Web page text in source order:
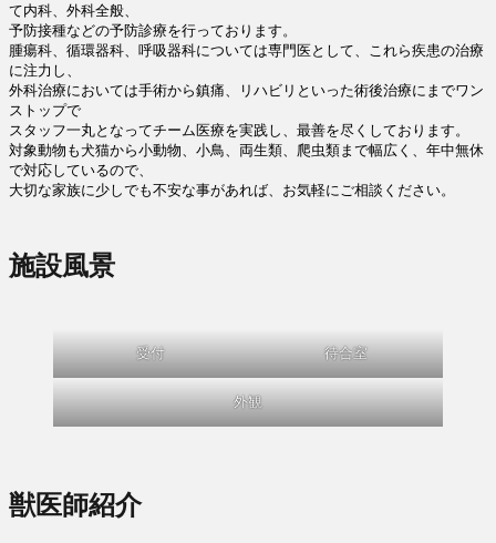
て内科、外科全般、
予防接種などの予防診療を行っております。
腫瘍科、循環器科、呼吸器科については専門医として、これら疾患の治療
に注力し、
外科治療においては手術から鎮痛、リハビリといった術後治療にまでワン
ストップで
スタッフ一丸となってチーム医療を実践し、最善を尽くしております。
対象動物も犬猫から小動物、小鳥、両生類、爬虫類まで幅広く、年中無休
で対応しているので、
大切な家族に少しでも不安な事があれば、お気軽にご相談ください。
施設風景
受付 待合室
外観
獣医師紹介